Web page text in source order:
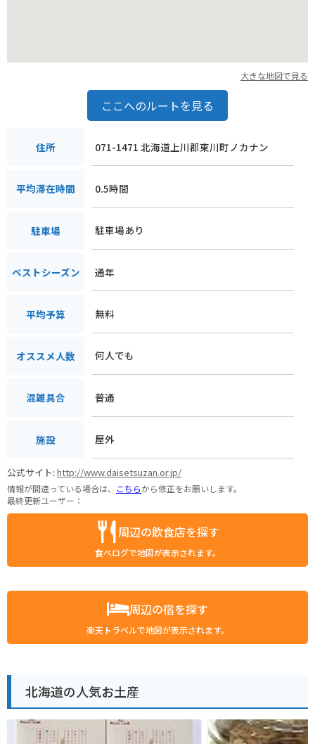
大きな地図で見る
ここへのルートを見る
住所 071-1471 北海道上川郡東川町ノカナン
平均滞在時間 0.5時間
駐車場 駐車場あり
ベストシーズン 通年
平均予算 無料
オススメ人数 何人でも
混雑具合 普通
施設 屋外
公式サイト:http://www.daisetsuzan.or.jp/
情報が間違っている場合は、 こちらから修正をお願いします。
最終更新ユーザー：
周辺の飲食店を探す
食べログで地図が表示されます。
周辺の宿を探す
楽天トラベルで地図が表示されます。
北海道の人気お土産